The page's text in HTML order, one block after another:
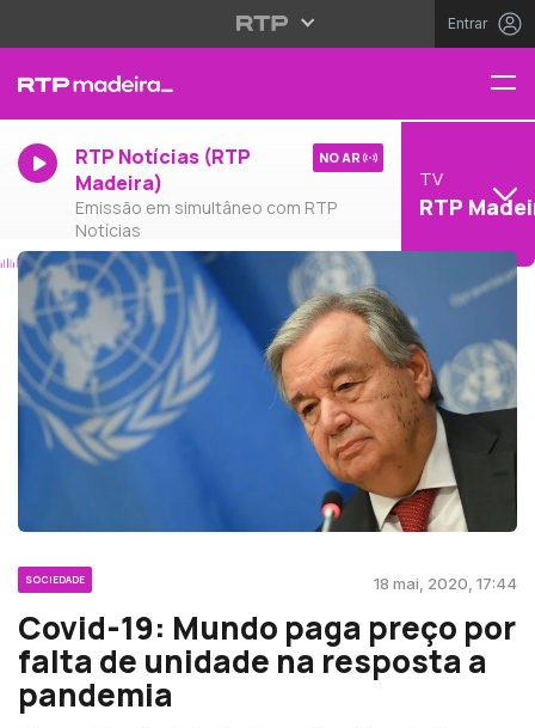
Entrar
RTP Notícias (RTP
Madeira)
Emissão em simultâneo com RTP
Notícias
NO AR
TV
RTP
SOCIEDADE 18 mai, 2020, 17:44
Covid-19: Mundo paga preço por
falta de unidade na resposta a
pandemia